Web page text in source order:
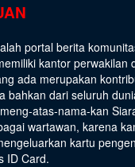
portal berita
kantor perwakilan
ada merupakan
bahkan dari seluruh
atas-nama-kan
wartawan, karena
kartu
ID Card.